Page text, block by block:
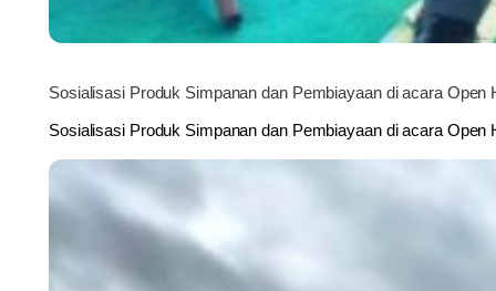
Sosialisasi Produk Simpanan dan Pembiayaan di acara Open
Sosialisasi Produk Simpanan dan Pembiayaan di acara